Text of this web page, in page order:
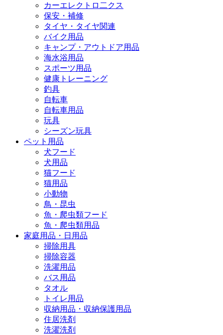
カーエレクトロ二クス
保安・補修
タイヤ・タイヤ関連
バイク用品
キャンプ・アウトドア用品
海水浴用品
スポーツ用品
健康トレーニング
釣具
自転車
自転車用品
玩具
シーズン玩具
ペット用品
犬フード
犬用品
猫フード
猫用品
小動物
鳥・昆虫
魚・爬虫類フード
魚・爬虫類用品
家庭用品・日用品
掃除用具
掃除容器
洗濯用品
バス用品
タオル
トイレ用品
収納用品・収納保護用品
住居洗剤
洗濯洗剤